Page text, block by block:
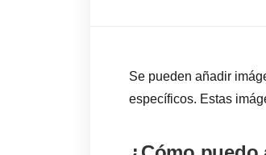
Se pueden añadir
específicos. Estas